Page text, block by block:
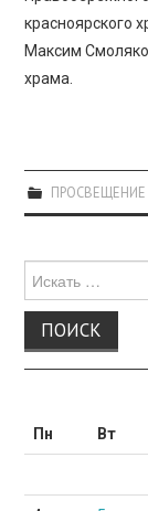
красноярского
Максим
храма.
ПРОСВЕЩЕНИЕ
для:
Пн
Вт